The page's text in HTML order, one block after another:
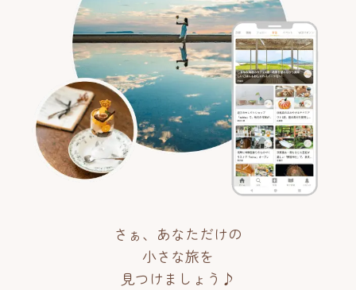
さぁ、あなただけの
小さな旅を
見つけましょう♪